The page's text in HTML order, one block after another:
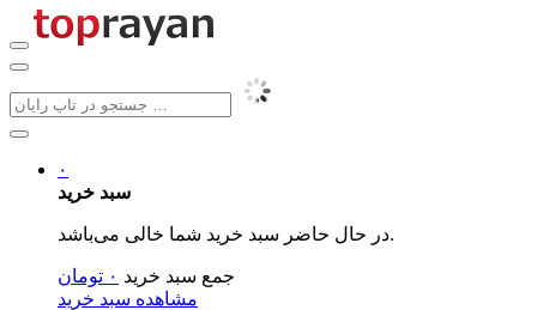
۰
سبد خرید
در حال حاضر سبد خرید شما خالی می‌باشد.
جمع سبد خرید ۰ تومان
مشاهده سبد خرید